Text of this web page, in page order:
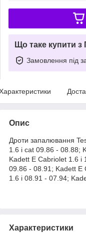
Що таке купити
Замовлення під
Опис
Дроти запалювання
1.6 i cat 09.86 - 08.88;
Kadett E Cabriolet 1.6 i
09.86 - 08.91; Kadett E
1.6 i 08.91 - 07.94;
Характеристики